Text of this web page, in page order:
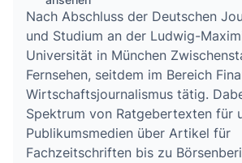
Nach Abschluss der Deutschen
und Studium an der Ludwig-
Universität in München
Fernsehen, seitdem im Bereich
Wirtschaftsjournalismus tätig.
Spektrum von Ratgebertexten für
Publikumsmedien über Artikel für
Fachzeitschriften bis zu